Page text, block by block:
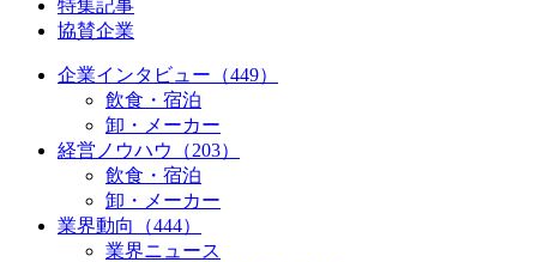
特集記事
協賛企業
企業インタビュー（449）
飲食・宿泊
卸・メーカー
経営ノウハウ（203）
飲食・宿泊
卸・メーカー
業界動向（444）
業界ニュース